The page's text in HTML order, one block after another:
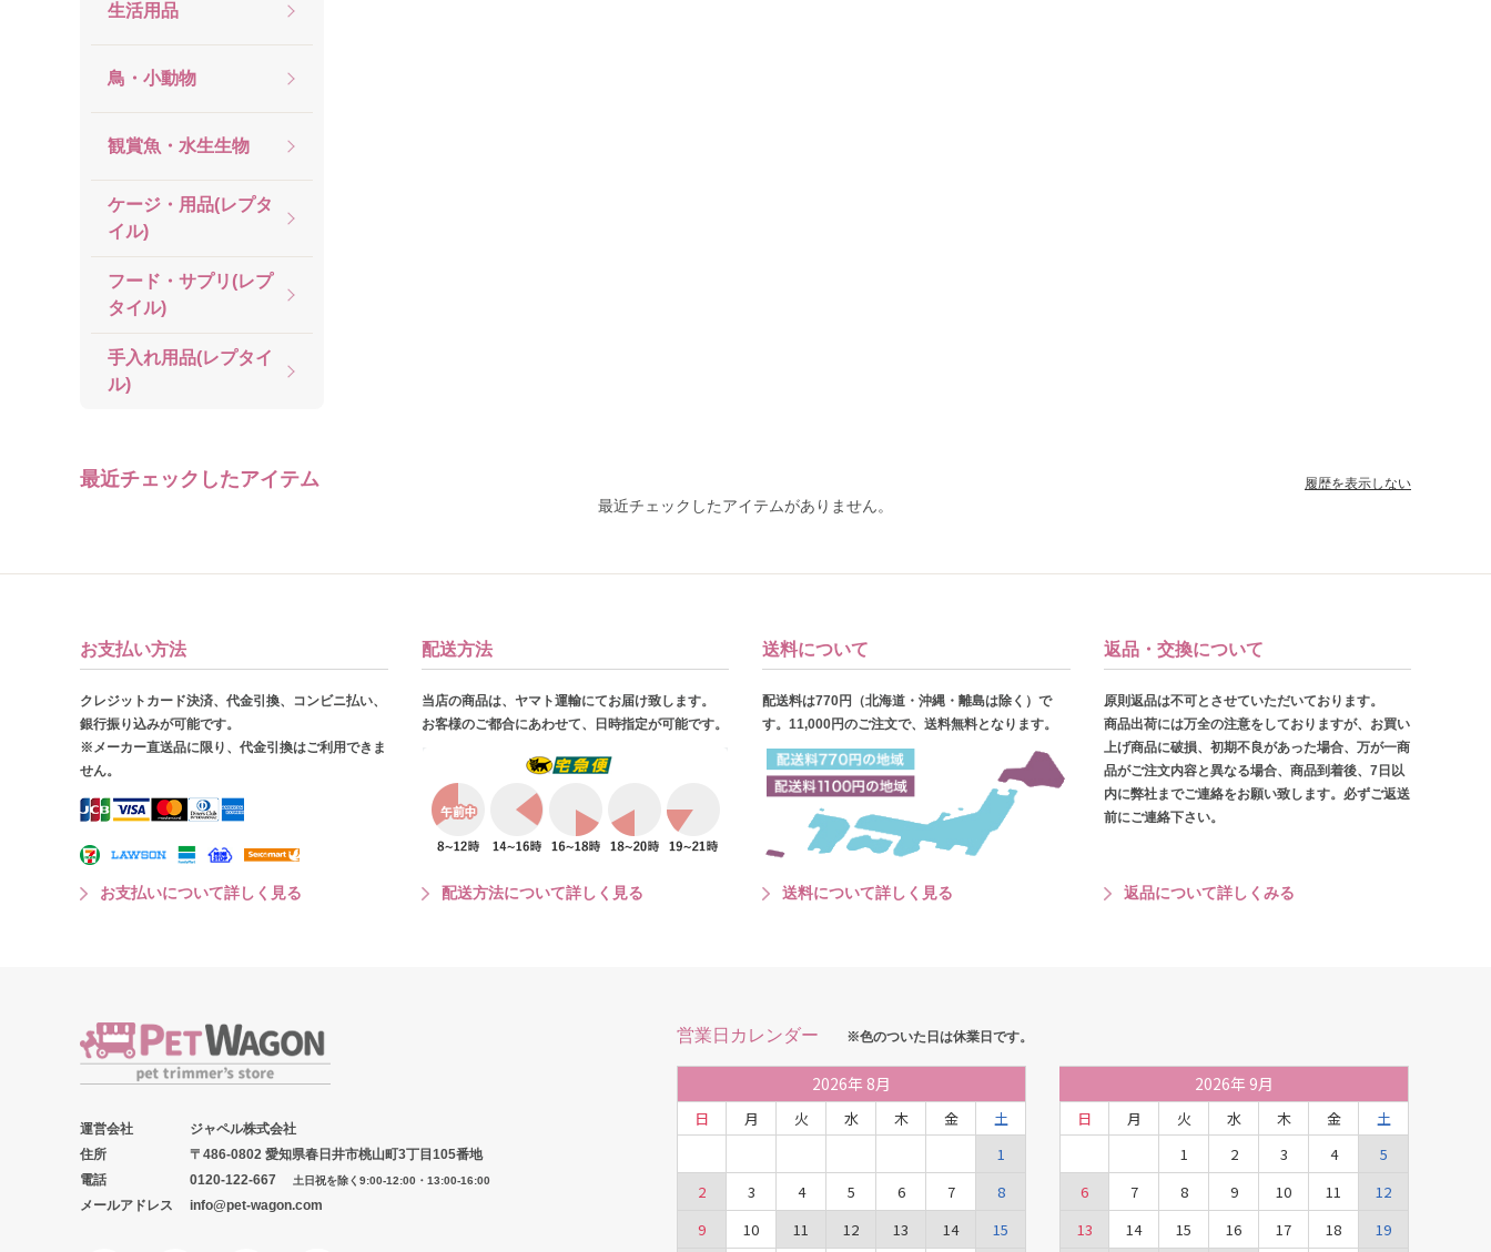
生活用品
鳥・小動物
観賞魚・水生生物
ケージ・用品(レプタ
イル)
フード・サプリ(レプ
タイル)
手入れ用品(レプタイ
ル)
最近チェックしたアイテム
最近チェックしたアイテムがありません。
履歴を表示しない
お支払い方法
クレジットカード決済、代金引換、コンビニ払い、
銀行振り込みが可能です。
※メーカー直送品に限り、代金引換はご利用できま
せん。
お支払いについて詳しく見る
配送方法
当店の商品は、ヤマト運輸にてお届け致します。
お客様のご都合にあわせて、日時指定が可能です。
配送方法について詳しく見る
送料について
配送料は770円（北海道・沖縄・離島は除く）で
す。11,000円のご注文で、送料無料となります。
送料について詳しく見る
返品・交換について
原則返品は不可とさせていただいております。
商品出荷には万全の注意をしておりますが、お買い
上げ商品に破損、初期不良があった場合、万が一商
品がご注文内容と異なる場合、商品到着後、7日以
内に弊社までご連絡をお願い致します。必ずご返送
前にご連絡下さい。
返品について詳しくみる
運営会社
ジャペル株式会社
住所
〒486-0802 愛知県春日井市桃山町3丁目105番地
電話
0120-122-667 土日祝を除く9:00-12:00・13:00-16:00
メールアドレス info@pet-wagon.com
営業日カレンダー ※色のついた日は休業日です。
2026年 8月
日 月 火 水 木 金
土
1
2
3 4 5 6 7
8
9
10 11 12 13 14 15
2026年 9月
日 月 火 水 木 金
土
1
2 3 4
5
6
7 8 9 10 11
12
13
14 15 16 17 18 19